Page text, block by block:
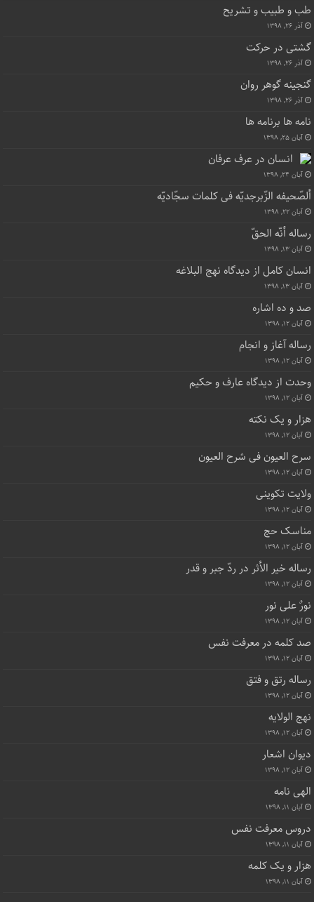
طب و طبیب و تشریح
آذر ۲۶, ۱۳۹۸
گشتی در حرکت
آذر ۲۶, ۱۳۹۸
گنجینه گوهر روان
آذر ۲۶, ۱۳۹۸
نامه ها برنامه ها
آبان ۲۵, ۱۳۹۸
انسان در عرف عرفان
آبان ۲۴, ۱۳۹۸
ألصّحیفه الزّبرجدیّه فی کلمات سجّادیّه
آبان ۲۲, ۱۳۹۸
رساله أنّه الحقّ
آبان ۱۳, ۱۳۹۸
انسان کامل از دیدگاه نهج البلاغه
آبان ۱۳, ۱۳۹۸
صد و ده اشاره
آبان ۱۲, ۱۳۹۸
رساله آغاز و انجام
آبان ۱۲, ۱۳۹۸
وحدت از دیدگاه عارف و حکیم
آبان ۱۲, ۱۳۹۸
هزار و یک نکته
آبان ۱۲, ۱۳۹۸
سرح العیون فی شرح العیون
آبان ۱۲, ۱۳۹۸
ولایت تکوینی
آبان ۱۲, ۱۳۹۸
مناسک حج
آبان ۱۲, ۱۳۹۸
رساله خیر الأثر در ردّ جبر و قدر
آبان ۱۲, ۱۳۹۸
نورٌ علی نور
آبان ۱۲, ۱۳۹۸
صد کلمه در معرفت نفس
آبان ۱۲, ۱۳۹۸
رساله رتق و فتق
آبان ۱۲, ۱۳۹۸
نهج الولایه
آبان ۱۲, ۱۳۹۸
دیوان اشعار
آبان ۱۲, ۱۳۹۸
الهی نامه
آبان ۱۱, ۱۳۹۸
دروس معرفت نفس
آبان ۱۱, ۱۳۹۸
هزار و یک کلمه
آبان ۱۱, ۱۳۹۸